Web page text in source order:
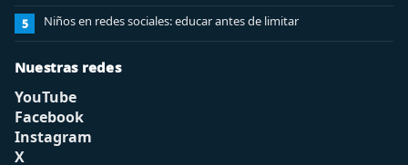
5 Niños en redes sociales: educar antes de limitar
Nuestras redes
YouTube
Facebook
Instagram
X